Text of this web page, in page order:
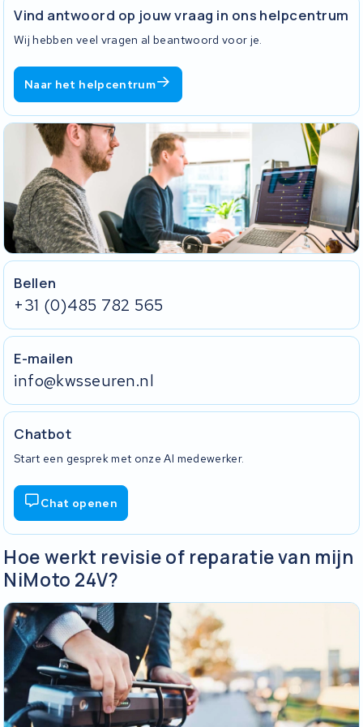
te halen en klaar te zetten. We regelen de rest. Op elke revisie krijg
je 2 jaar garantie, zodat je weer zorgeloos kunt fietsen.
Vind antwoord op jouw vraag in ons helpcentrum
Wij hebben veel vragen al beantwoord voor je.
Naar het helpcentrum
Bellen
+31 (0)485 782 565
E-mailen
info@kwsseuren.nl
Chatbot
Start een gesprek met onze AI medewerker.
Chat openen
Hoe werkt revisie of reparatie van mijn
NiMoto 24V?